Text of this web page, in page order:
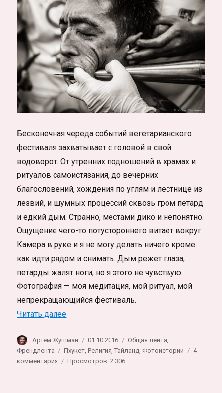
Бесконечная череда событий вегетарианского
фестиваля захватывает с головой в свой
водоворот. От утренних подношений в храмах и
ритуалов самоистязания, до вечерних
благословений, хождения по углям и лестнице из
лезвий, и шумных процессий сквозь гром петард
и едкий дым. Странно, местами дико и непонятно.
Ощущение чего-то потустороннего витает вокруг.
Камера в руке и я не могу делать ничего кроме
как идти рядом и снимать. Дым режет глаза,
петарды жалят ноги, но я этого не чувствую.
Фотография — моя медитация, мой ритуал, мой
непрекращающийся фестиваль.
Читать далее«Вегетарианский фестиваль на Пхукете»
Автор
Артём Жушман Опубликовано
01.10.2016 Рубрики
Общая лента,
Френдлента
Метки
Пхукет,Религия,Тайланд, Фотоистории
4
комментария
Просмотров: 2 306